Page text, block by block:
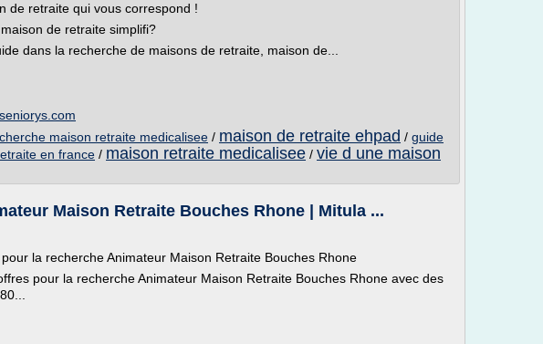
de retraite qui vous correspond !
de retraite simplifi?
dans la recherche de maisons de retraite, maison de...
maison retraite medicalisee / maison de retraite ehpad / guide
en france / maison retraite medicalisee / vie d une maison
Maison Retraite Bouches Rhone | Mitula ...
la recherche Animateur Maison Retraite Bouches Rhone
pour la recherche Animateur Maison Retraite Bouches Rhone avec des